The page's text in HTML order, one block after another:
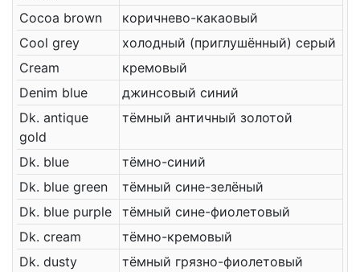
Cocoa brown
коричнево-какаовый
Cool grey
холодный (приглушённый) серый
Cream
кремовый
Denim blue
джинсовый синий
Dk. antique
gold
тёмный античный золотой
Dk. blue
тёмно-синий
Dk. blue green
тёмный сине-зелёный
Dk. blue purple
тёмный сине-фиолетовый
Dk. cream
тёмно-кремовый
Dk. dusty
тёмный грязно-фиолетовый